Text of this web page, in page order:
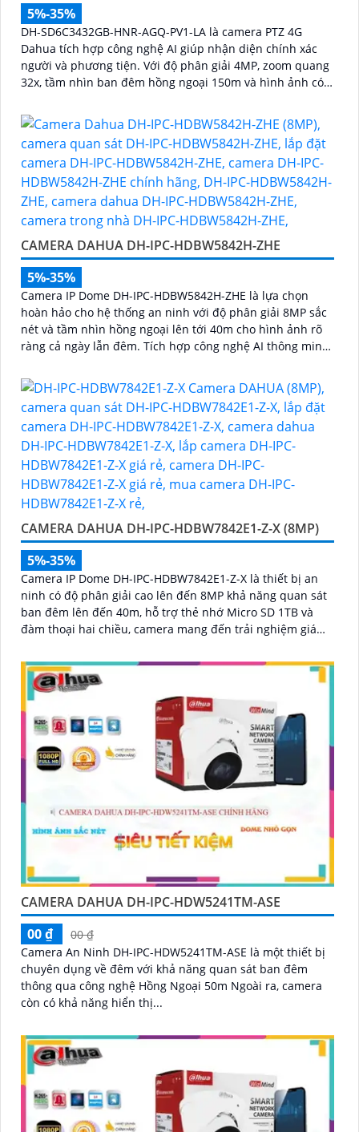
5%-35%
DH-SD6C3432GB-HNR-AGQ-PV1-LA là camera PTZ 4G
Dahua tích hợp công nghệ AI giúp nhận diện chính xác
người và phương tiện. Với độ phân giải 4MP, zoom quang
32x, tầm nhìn ban đêm hồng ngoại 150m và hình ảnh có
rõ nét 24/7
CAMERA DAHUA DH-IPC-HDBW5842H-ZHE
5%-35%
Camera IP Dome DH-IPC-HDBW5842H-ZHE là lựa chọn
hoàn hảo cho hệ thống an ninh với độ phân giải 8MP sắc
nét và tầm nhìn hồng ngoại lên tới 40m cho hình ảnh rõ
ràng cả ngày lẫn đêm. Tích hợp công nghệ AI thông minh
hạn chế cảnh báo sai, đi kèm khe cắm thẻ nhớ 256GB lưu
trữ lâu dài, hỗ trợ POE tiện lợi và mức giá phải chăng
CAMERA DAHUA DH-IPC-HDBW7842E1-Z-X (8MP)
5%-35%
Camera IP Dome DH-IPC-HDBW7842E1-Z-X là thiết bị an
ninh có độ phân giải cao lên đến 8MP khả năng quan sát
ban đêm lên đến 40m, hỗ trợ thẻ nhớ Micro SD 1TB và
đàm thoại hai chiều, camera mang đến trải nghiệm giám
nhận diện khuôn mặt và đếm người giúp nâng cao hiệu
quả quản lý và an ninh cho mọi không gian trong nhà
CAMERA DAHUA DH-IPC-HDW5241TM-ASE
00 ₫
00 ₫
Camera An Ninh DH-IPC-HDW5241TM-ASE là một thiết bị
chuyên dụng về đêm với khả năng quan sát ban đêm
thông qua công nghệ Hồng Ngoại 50m Ngoài ra, camera
còn có khả năng hiển thị...